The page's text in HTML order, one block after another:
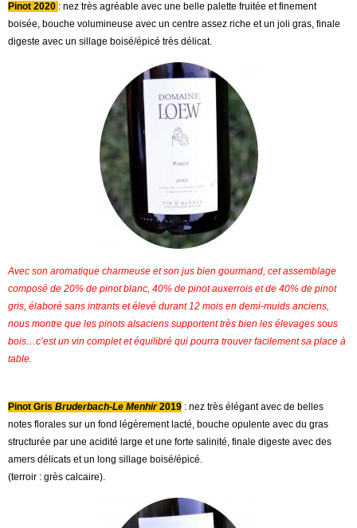
Pinot 2020 : nez très agréable avec une belle palette fruitée et finement
boisée, bouche volumineuse avec un centre assez riche et un joli gras, finale
digeste avec un sillage boisé/épicé très délicat.
Avec son aromatique charmeuse et son jus bien gourmand, cet assemblage
composé de 20% de pinot blanc, 40% de pinot auxerrois et de 40% de pinot
gris, élaboré sans intrants et élevé durant 12 mois en demi-muids anciens,
nous montre que les pinots alsaciens supportent très bien les élevages sous
bois…c’est un vin complet et équilibré qui pourra trouver facilement sa place à
table.
Pinot Gris Bruderbach-Le Menhir2019 : nez très élégant avec de belles
notes florales sur un fond légèrement lacté, bouche opulente avec du gras
structurée par une acidité large et une forte salinité, finale digeste avec des
amers délicats et un long sillage boisé/épicé.
(terroir : grès calcaire).